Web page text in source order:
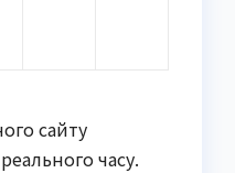
сайту
часу.